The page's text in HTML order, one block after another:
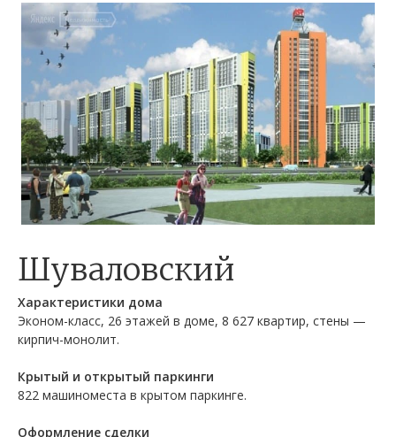
Шуваловский
Характеристики дома
Эконом-класс, 26 этажей в доме, 8 627 квартир, стены —
кирпич-монолит.
Крытый и открытый паркинги
822 машиноместа в крытом паркинге.
Оформление сделки